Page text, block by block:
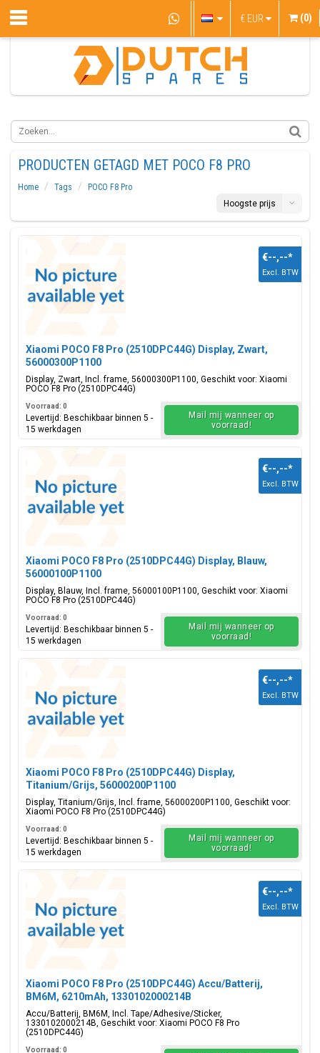
€ EUR (0)
PRODUCTEN GETAGD MET POCO F8 PRO
Home Tags
POCO F8 Pro
Hoogste prijs
Xiaomi POCO F8 Pro (2510DPC44G) Display, Zwart,
56000300P1100
Display, Zwart, Incl. frame, 56000300P1100, Geschikt voor: Xiaomi
POCO F8 Pro (2510DPC44G)
€--,--*
Excl. BTW
Voorraad: 0
Levertijd: Beschikbaar binnen 5 -
15 werkdagen
Mail mij wanneer op
voorraad!
Xiaomi POCO F8 Pro (2510DPC44G) Display, Blauw,
56000100P1100
Display, Blauw, Incl. frame, 56000100P1100, Geschikt voor: Xiaomi
POCO F8 Pro (2510DPC44G)
€--,--*
Excl. BTW
Voorraad: 0
Levertijd: Beschikbaar binnen 5 -
15 werkdagen
Mail mij wanneer op
voorraad!
Xiaomi POCO F8 Pro (2510DPC44G) Display,
Titanium/Grijs, 56000200P1100
Display, Titanium/Grijs, Incl. frame, 56000200P1100, Geschikt voor:
Xiaomi POCO F8 Pro (2510DPC44G)
€--,--*
Excl. BTW
Voorraad: 0
Levertijd: Beschikbaar binnen 5 -
15 werkdagen
Mail mij wanneer op
voorraad!
Xiaomi POCO F8 Pro (2510DPC44G) Accu/Batterij,
BM6M, 6210mAh, 1330102000214B
Accu/Batterij, BM6M, Incl. Tape/Adhesive/Sticker,
1330102000214B, Geschikt voor: Xiaomi POCO F8 Pro
(2510DPC44G)
€--,--*
Excl. BTW
Voorraad: 0